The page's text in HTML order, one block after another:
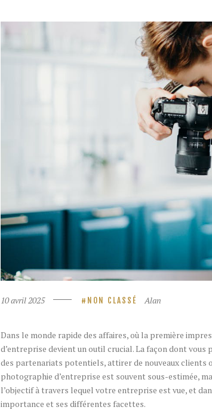
10 avril 2025 NON CLASSÉ Alan
Dans le monde rapide des affaires, où la première
d’entreprise devient un outil crucial. La façon dont
des partenariats potentiels, attirer de nouveaux clients
photographie d’entreprise est souvent sous-estimée,
l’objectif à travers lequel votre entreprise est vue, et
importance et ses différentes facettes.